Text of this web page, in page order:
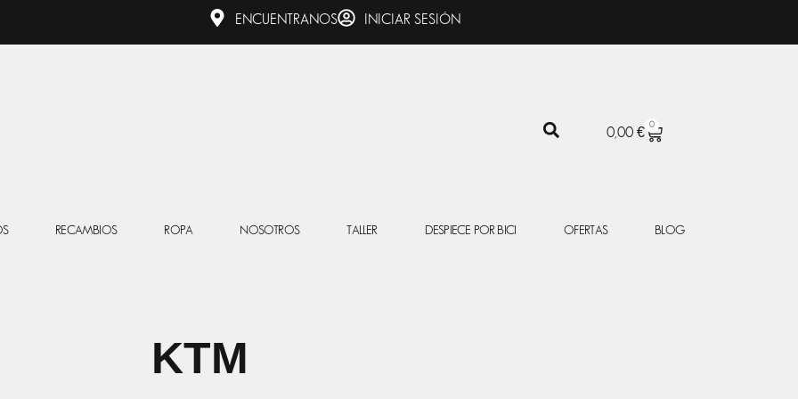
ENCUENTRANOS INICIAR SESIÓN
0,00 €
0
CARRITO
RECAMBIOS ROPA NOSOTROS TALLER DESPIECE POR BICI OFERTAS BLOG
KTM